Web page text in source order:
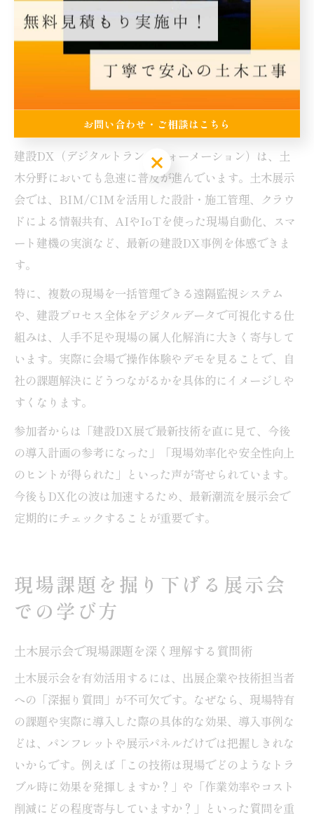
現場用語や運用フローを解説するブースも多く見られま
す。初心者はもちろん、経験者でも新たな気づきが得ら
れるため、積極的に質問し、具体的な現場適用例を確認
することが大切です。
土木展示会で体感できる建設DXの最新潮流とは
建設DX（デジタルトランスフォーメーション）は、土
木分野においても急速に普及が進んでいます。土木展示
会では、BIM/CIMを活用した設計・施工管理、クラウ
ドによる情報共有、AIやIoTを使った現場自動化、スマ
ート建機の実演など、最新の建設DX事例を体感できま
す。
特に、複数の現場を一括管理できる遠隔監視システム
や、建設プロセス全体をデジタルデータで可視化する仕
組みは、人手不足や現場の属人化解消に大きく寄与して
います。実際に会場で操作体験やデモを見ることで、自
社の課題解決にどうつながるかを具体的にイメージしや
すくなります。
参加者からは「建設DX展で最新技術を直に見て、今後
の導入計画の参考になった」「現場効率化や安全性向上
のヒントが得られた」といった声が寄せられています。
今後もDX化の波は加速するため、最新潮流を展示会で
定期的にチェックすることが重要です。
現場課題を掘り下げる展示会
での学び方
土木展示会で現場課題を深く理解する質問術
土木展示会を有効活用するには、出展企業や技術担当者
への「深掘り質問」が不可欠です。なぜなら、現場特有
の課題や実際に導入した際の具体的な効果、導入事例な
どは、パンフレットや展示パネルだけでは把握しきれな
いからです。例えば「この技術は現場でどのようなトラ
ブル時に効果を発揮しますか？」や「作業効率やコスト
削減にどの程度寄与していますか？」といった質問を重
お問い合わせ・ご相談はこちら
お問い合わせ・ご相談はこちら